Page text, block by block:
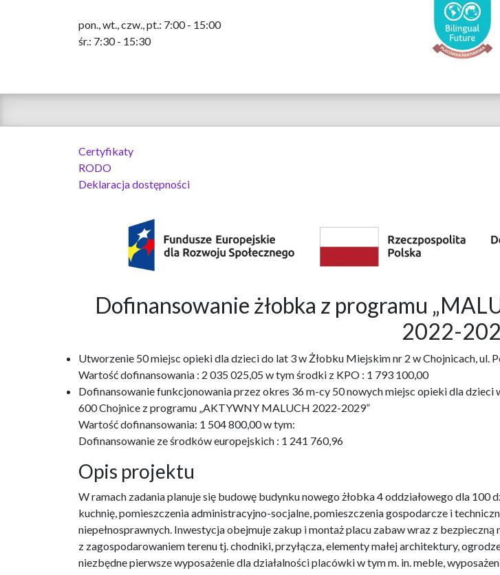
pon., wt., czw., pt.: 7:00 - 15:00
śr.: 7:30 - 15:30
Certyfikaty
RODO
Deklaracja dostępności
Dofinansowanie żłobka z programu
2022-
Utworzenie 50 miejsc opieki dla dzieci do lat 3 w Żłobku Miejskim nr 2 w Chojnicach,
Wartość dofinansowania : 2 035 025,05 w tym środki z KPO : 1 793 100,00
Dofinansowanie funkcjonowania przez okres 36 m-cy 50 nowych miejsc opieki dla
600 Chojnice z programu „AKTYWNY MALUCH 2022-2029”
Wartość dofinansowania: 1 504 800,00 w tym:
Dofinansowanie ze środków europejskich : 1 241 760,96
Opis projektu
W ramach zadania planuje się budowę budynku nowego żłobka 4 oddziałowego dla
kuchnię, pomieszczenia administracyjno-socjalne, pomieszczenia gospodarcze i
niepełnosprawnych. Inwestycja obejmuje zakup i montaż placu zabaw wraz z
z zagospodarowaniem terenu tj. chodniki, przyłącza, elementy małej architektury,
niezbędne pierwsze wyposażenie dla działalności placówki w tym m. in. meble,